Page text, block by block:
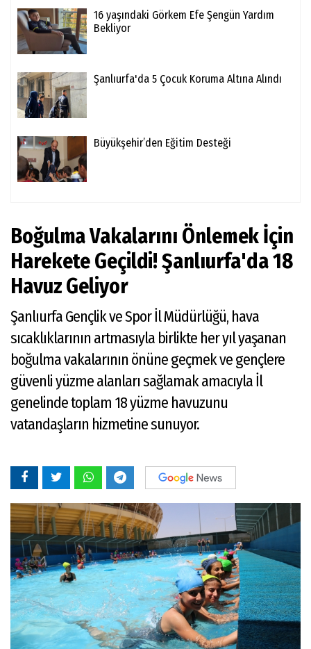
16 yaşındaki Görkem Efe Şengün Yardım
Bekliyor
Şanlıurfa'da 5 Çocuk Koruma Altına Alındı
Büyükşehir’den Eğitim Desteği
Boğulma Vakalarını Önlemek İçin
Harekete Geçildi! Şanlıurfa'da 18
Havuz Geliyor
Şanlıurfa Gençlik ve Spor İl Müdürlüğü, hava
sıcaklıklarının artmasıyla birlikte her yıl yaşanan
boğulma vakalarının önüne geçmek ve gençlere
güvenli yüzme alanları sağlamak amacıyla İl
genelinde toplam 18 yüzme havuzunu
vatandaşların hizmetine sunuyor.